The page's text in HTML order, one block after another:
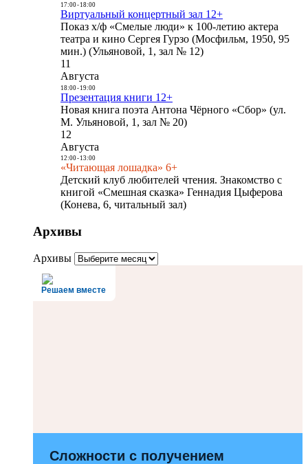
17:00- 18:00
Виртуальный концертный зал 12+
Показ х/ф «Смелые люди» к 100-летию актера
театра и кино Сергея Гурзо (Мосфильм, 1950, 95
мин.) (Ульяновой, 1, зал № 12)
11
Августа
18:00- 19:00
Презентация книги 12+
Новая книга поэта Антона Чёрного «Сбор» (ул.
М. Ульяновой, 1, зал № 20)
12
Августа
12:00- 13:00
«Читающая лошадка» 6+
Детский клуб любителей чтения. Знакомство с
книгой «Смешная сказка» Геннадия Цыферова
(Конева, 6, читальный зал)
Архивы
Архивы
Решаем вместе
Сложности с получением